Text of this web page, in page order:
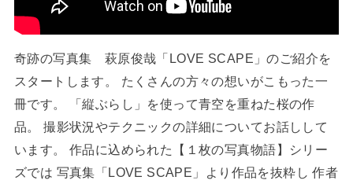
奇跡の写真集 萩原俊哉「LOVE SCAPE」のご紹介を
スタートします。 たくさんの方々の想いがこもった一
冊です。 「縦ぶらし」を使って青空を重ねた桜の作
品。 撮影状況やテクニックの詳細についてお話しして
います。 作品に込められた【１枚の写真物語】シリー
ズでは 写真集「LOVE SCAPE」より作品を抜粋し 作者